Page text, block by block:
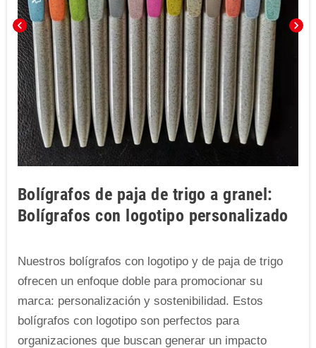
chevron_left chevron_right
Bolígrafos de paja de trigo a granel:
Bolígrafos con logotipo personalizado
Nuestros bolígrafos con logotipo y de paja de trigo
ofrecen un enfoque doble para promocionar su
marca: personalización y sostenibilidad. Estos
bolígrafos con logotipo son perfectos para
organizaciones que buscan generar un impacto